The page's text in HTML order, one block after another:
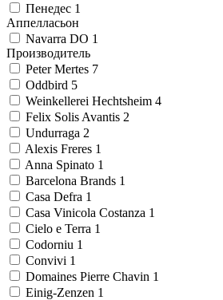
Пенедес 1
Аппелласьон
Navarra DO 1
Производитель
Peter Mertes 7
Oddbird 5
Weinkellerei Hechtsheim 4
Felix Solis Avantis 2
Undurraga 2
Alexis Freres 1
Anna Spinato 1
Barcelona Brands 1
Casa Defra 1
Casa Vinicola Costanza 1
Cielo e Terra 1
Codorniu 1
Convivi 1
Domaines Pierre Chavin 1
Einig-Zenzen 1